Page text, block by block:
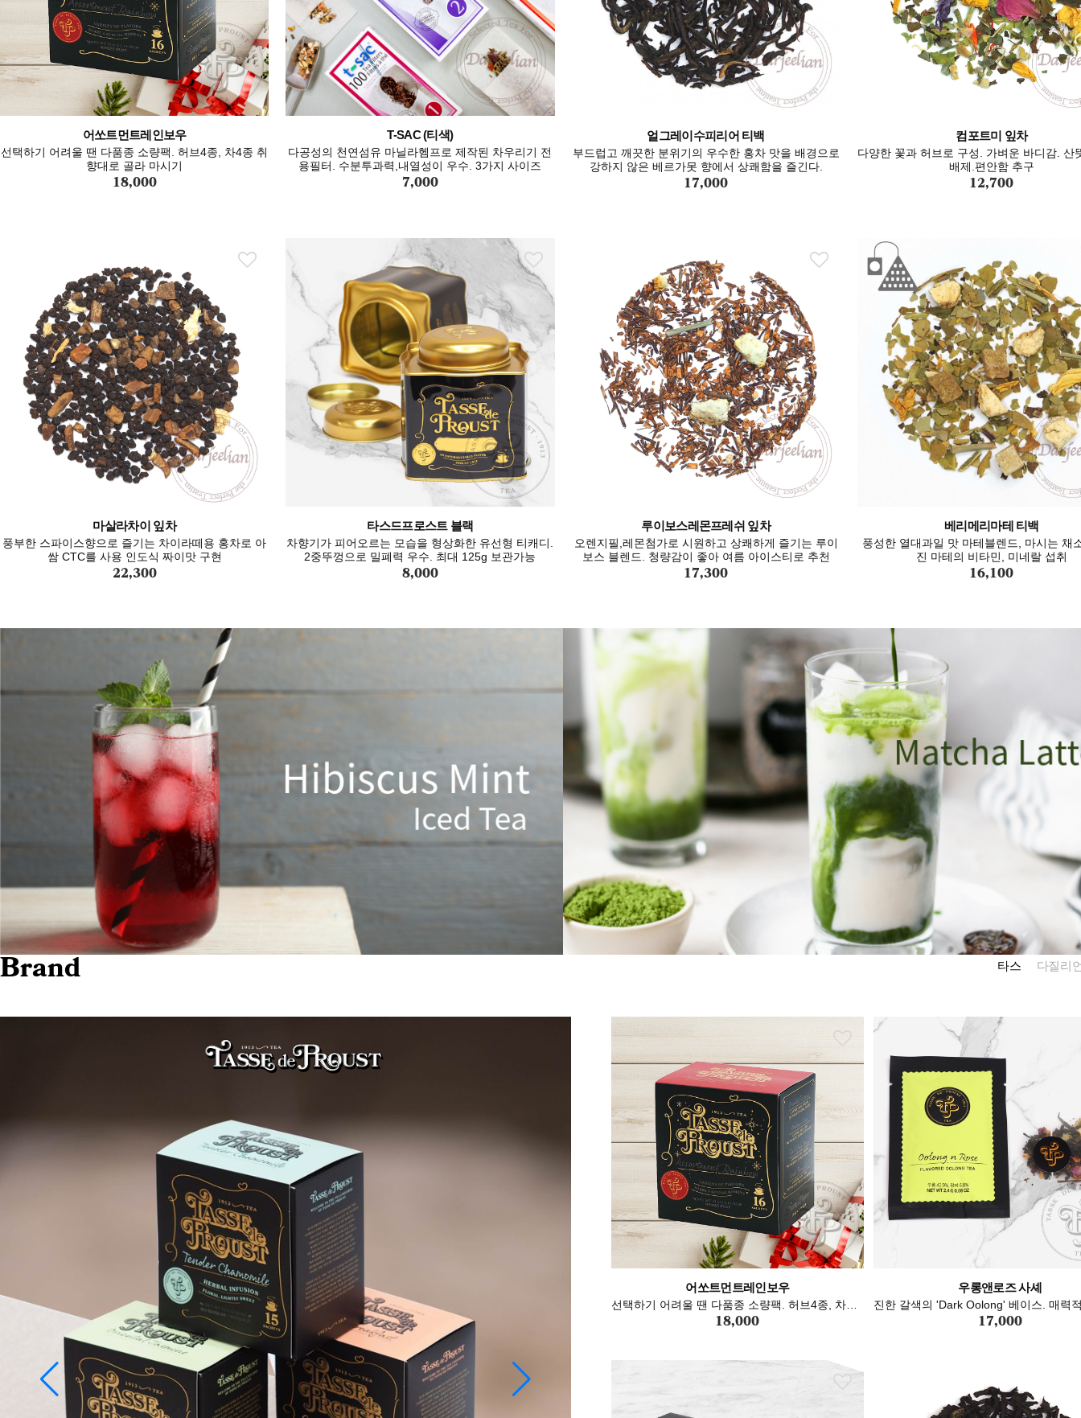
어쏘트먼트레인보우
선택하기 어려울 땐 다품종 소량팩. 허브4종, 차4종 취
향대로 골라 마시기
18,000
T-SAC (티색)
다공성의 천연섬유 마닐라헴프로 제작된 차우리기 전
용필터. 수분투과력,내열성이 우수. 3가지 사이즈
7,000
얼그레이수피리어 티백
부드럽고 깨끗한 분위기의 우수한 홍차 맛을 배경으로
강하지 않은 베르가못 향에서 상쾌함을 즐긴다.
17,000
컴포트미 잎차
다양한 꽃과 허브로 구성. 가벼운 바디감. 산
배제.편안함 추구
12,700
마살라차이 잎차
풍부한 스파이스향으로 즐기는 차이라떼용 홍차로 아
쌈 CTC를 사용 인도식 짜이맛 구현
22,300
타스드프로스트 블랙
차향기가 피어오르는 모습을 형상화한 유선형 티캐디.
2중뚜껑으로 밀폐력 우수. 최대 125g 보관가능
8,000
루이보스레몬프레쉬 잎차
오렌지필,레몬첨가로 시원하고 상쾌하게 즐기는 루이
보스 블렌드. 청량감이 좋아 여름 아이스티로 추천
17,300
베리메리마테 티백
풍성한 열대과일 맛 마테블렌드, 마시는 채
진 마테의 비타민, 미네랄 섭취
16,100
Brand
T-SAC (티색)
다공성의 천연섬유 마닐라헴프로 제작된 차우리기 전용필터. 수분투과력,내열성이 우수. 3가지 사이즈
7,000
티스쿱롱
8,500
어쏘트먼트레인보우
선택하기 어려울 땐 다품종 소량팩. 허브4종, 차4종 취향대로 골라 마시기
18,000
우롱앤로즈 사셰
17,000
얼그레이수피리어 잎차
부드럽고 깨끗한 분위기의 우수한 홍차맛을 배경으로 강하지 않은 베르가못 향에서 상쾌함을 즐긴다.
19,000
컴포트미 티백
16,200
T-SAC (티색)
다공성의 천연섬유 마닐라헴프로 제작된 차우리기 전용필터. 수분투과력,내열성이 우수. 3가지 사이즈
7,000
티스쿱롱
8,500
어쏘트먼트레인보우
선택하기 어려울 땐 다품종 소량팩. 허브4종, 차4종 취향대로 골라 마시기
18,000
우롱앤로즈 사셰
17,000
타스 다질리